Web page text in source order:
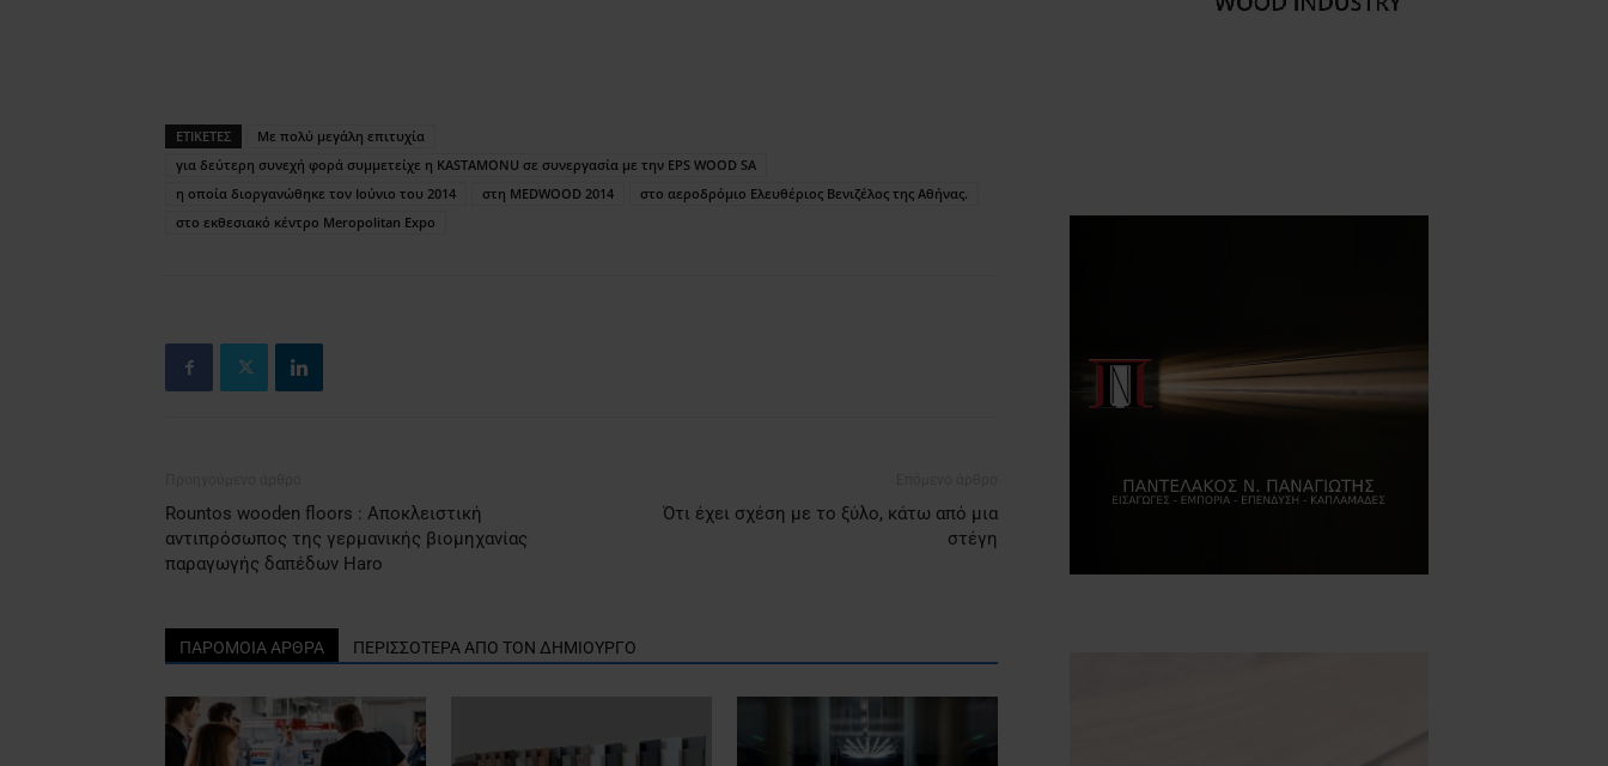
ΕΤΙΚΕΤΕΣ
Mε πολύ μεγάλη επιτυχία
για δεύτερη συνεχή φορά συμμετείχε η KASTAMONU σε συνεργασία με την EPS WOOD SA
η οποία διοργανώθηκε τον Ιούνιο του 2014
στη MEDWOOD 2014
στο αεροδρόμιο Ελευθέριος Βενιζέλος της Αθήνας.
στο εκθεσιακό κέντρο Meropolitan Expo
Rountos wooden floors : Αποκλειστική
αντιπρόσωπος της γερμανικής βιομηχανίας
παραγωγής δαπέδων Haro
Ότι έχει σχέση με το ξύλο, κάτω από μια
στέγη
ΠΑΡΟΜΟΙΑ ΑΡΘΡΑ ΠΕΡΙΣΣΟΤΕΡΑ ΑΠΟ ΤΟΝ ΔΗΜΙΟΥΡΓΟ